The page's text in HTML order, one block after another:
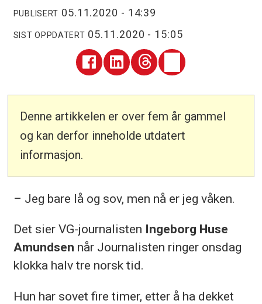
PUBLISERT 05.11.2020 - 14:39
SIST OPPDATERT 05.11.2020 - 15:05
Denne artikkelen er over fem år gammel
og kan derfor inneholde utdatert
informasjon.
– Jeg bare lå og sov, men nå er jeg våken.
Det sier VG-journalisten Ingeborg Huse
Amundsen når Journalisten ringer onsdag
klokka halv tre norsk tid.
Hun har sovet fire timer, etter å ha dekket